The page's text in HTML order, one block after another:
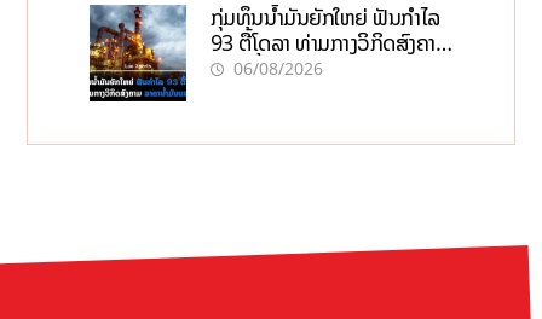
ກຸ່ມທຶນນ້ຳມັນຍັກໃຫຍ່ ຟັນກຳໄລ
93 ຕື້ໂດລາ ທ່າມກາງວິກິດສົງຄາມ
ລາຄານໍ້າມັນແພງ
06/08/2026